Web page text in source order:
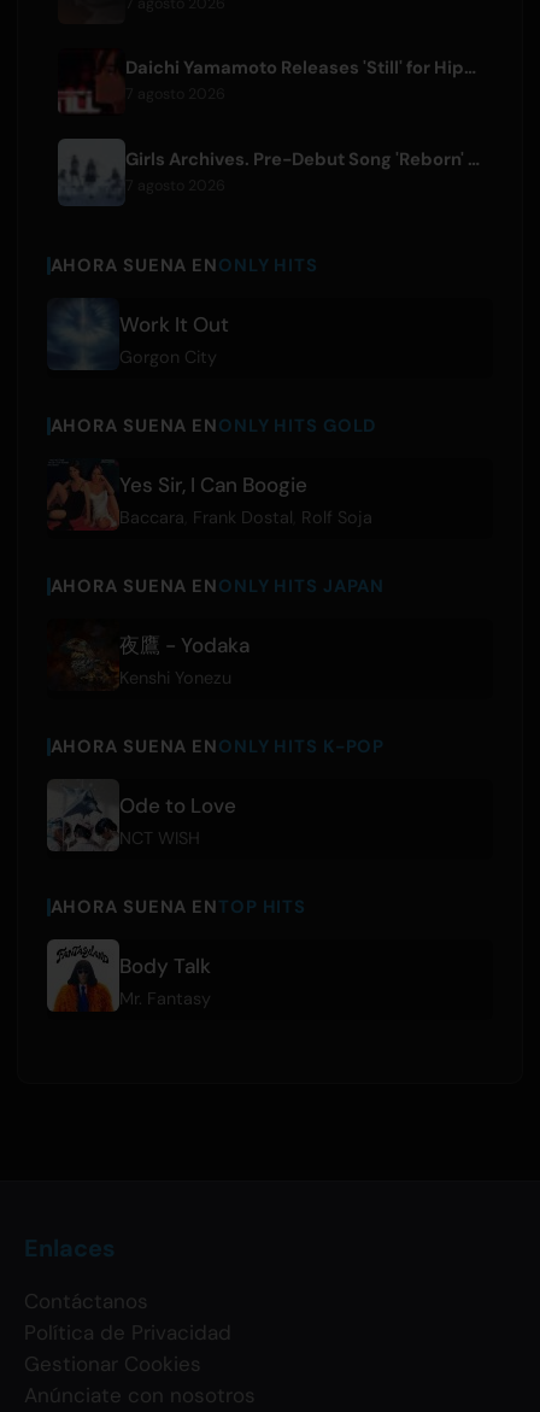
Daichi Yamamoto Releases 'Still' for Hip-Hop Anime 'Shadow Beat'
Girls Archives. Pre-Debut Song 'Reborn' is Theme for Netflix Film
AHORA SUENA ENONLY HITS
Work It Out
Gorgon City
AHORA SUENA ENONLY HITS GOLD
Yes Sir, I Can Boogie
Baccara Frank Dostal Rolf Soja
AHORA SUENA ENONLY HITS JAPAN
夜鷹 - Yodaka
Kenshi Yonezu
AHORA SUENA ENONLY HITS K-POP
Ode to Love
NCT WISH
AHORA SUENA ENTOP HITS
Body Talk
Mr. Fantasy
Enlaces
Contáctanos
Política de Privacidad
Gestionar Cookies
Anúnciate con nosotros